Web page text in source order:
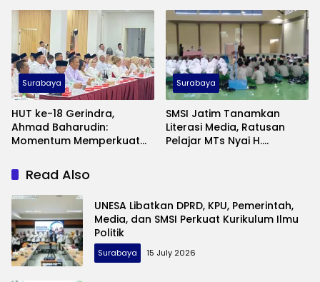
Surabaya
HUT ke-18 Gerindra,
Ahmad Baharudin:
Momentum Memperkuat
Masyarakat
Surabaya
SMSI Jatim Tanamkan
Literasi Media, Ratusan
Pelajar MTs Nyai H.
Read Also
UNESA Libatkan DPRD, KPU, Pemerintah,
Media, dan SMSI Perkuat Kurikulum Ilmu
Politik
Surabaya 15 July 2026